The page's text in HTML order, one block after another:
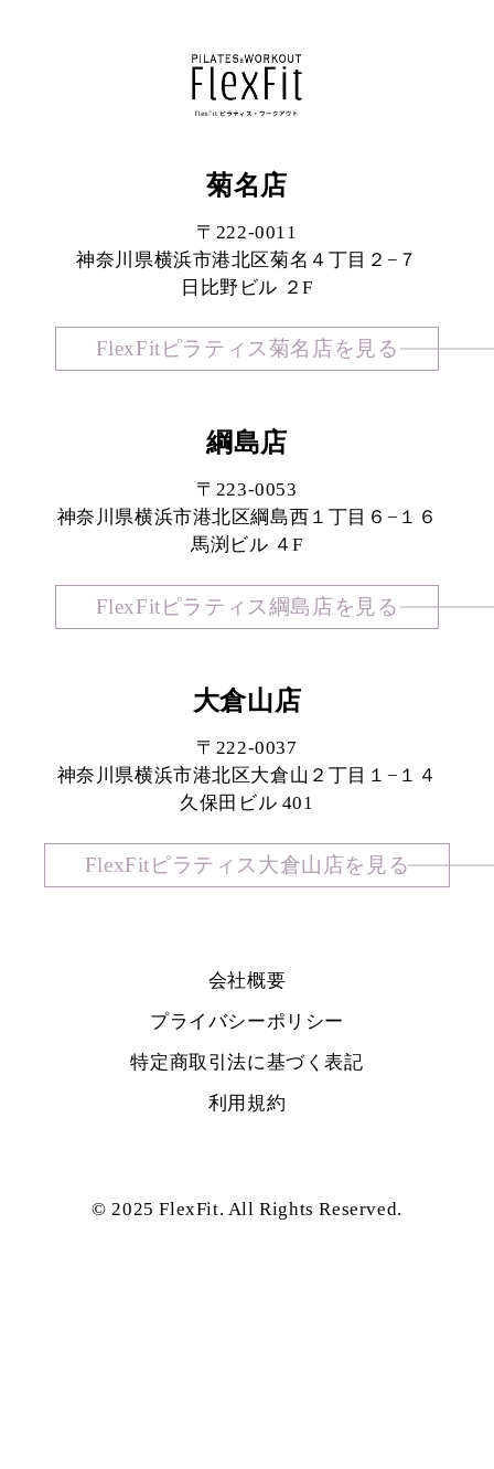
菊名店
〒222-0011
神奈川県横浜市港北区菊名４丁目２−７
日比野ビル ２F
FlexFitピラティス菊名店を見る
綱島店
〒223-0053
神奈川県横浜市港北区綱島西１丁目６−１６
馬渕ビル ４F
FlexFitピラティス綱島店を見る
大倉山店
〒222-0037
神奈川県横浜市港北区大倉山２丁目１−１４
久保田ビル 401
FlexFitピラティス大倉山店を見る
会社概要
プライバシーポリシー
特定商取引法に基づく表記
利用規約
© 2025 FlexFit. All Rights Reserved.